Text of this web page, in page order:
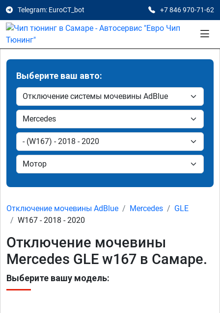
Telegram: EuroCT_bot +7 846 970-71-62
Выберите ваш авто:
Отключение мочевины AdBlue Mercedes
GLE
W167 - 2018 - 2020
Отключение мочевины
Mercedes GLE w167 в Самаре.
Выберите вашу модель: